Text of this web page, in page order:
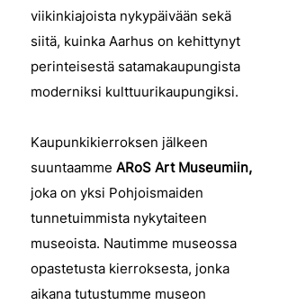
viikinkiajoista nykypäivään sekä
siitä, kuinka Aarhus on kehittynyt
perinteisestä satamakaupungista
moderniksi kulttuurikaupungiksi.
Kaupunkikierroksen jälkeen
suuntaamme ARoS Art Museumiin,
joka on yksi Pohjoismaiden
tunnetuimmista nykytaiteen
museoista. Nautimme museossa
opastetusta kierroksesta, jonka
aikana tutustumme museon